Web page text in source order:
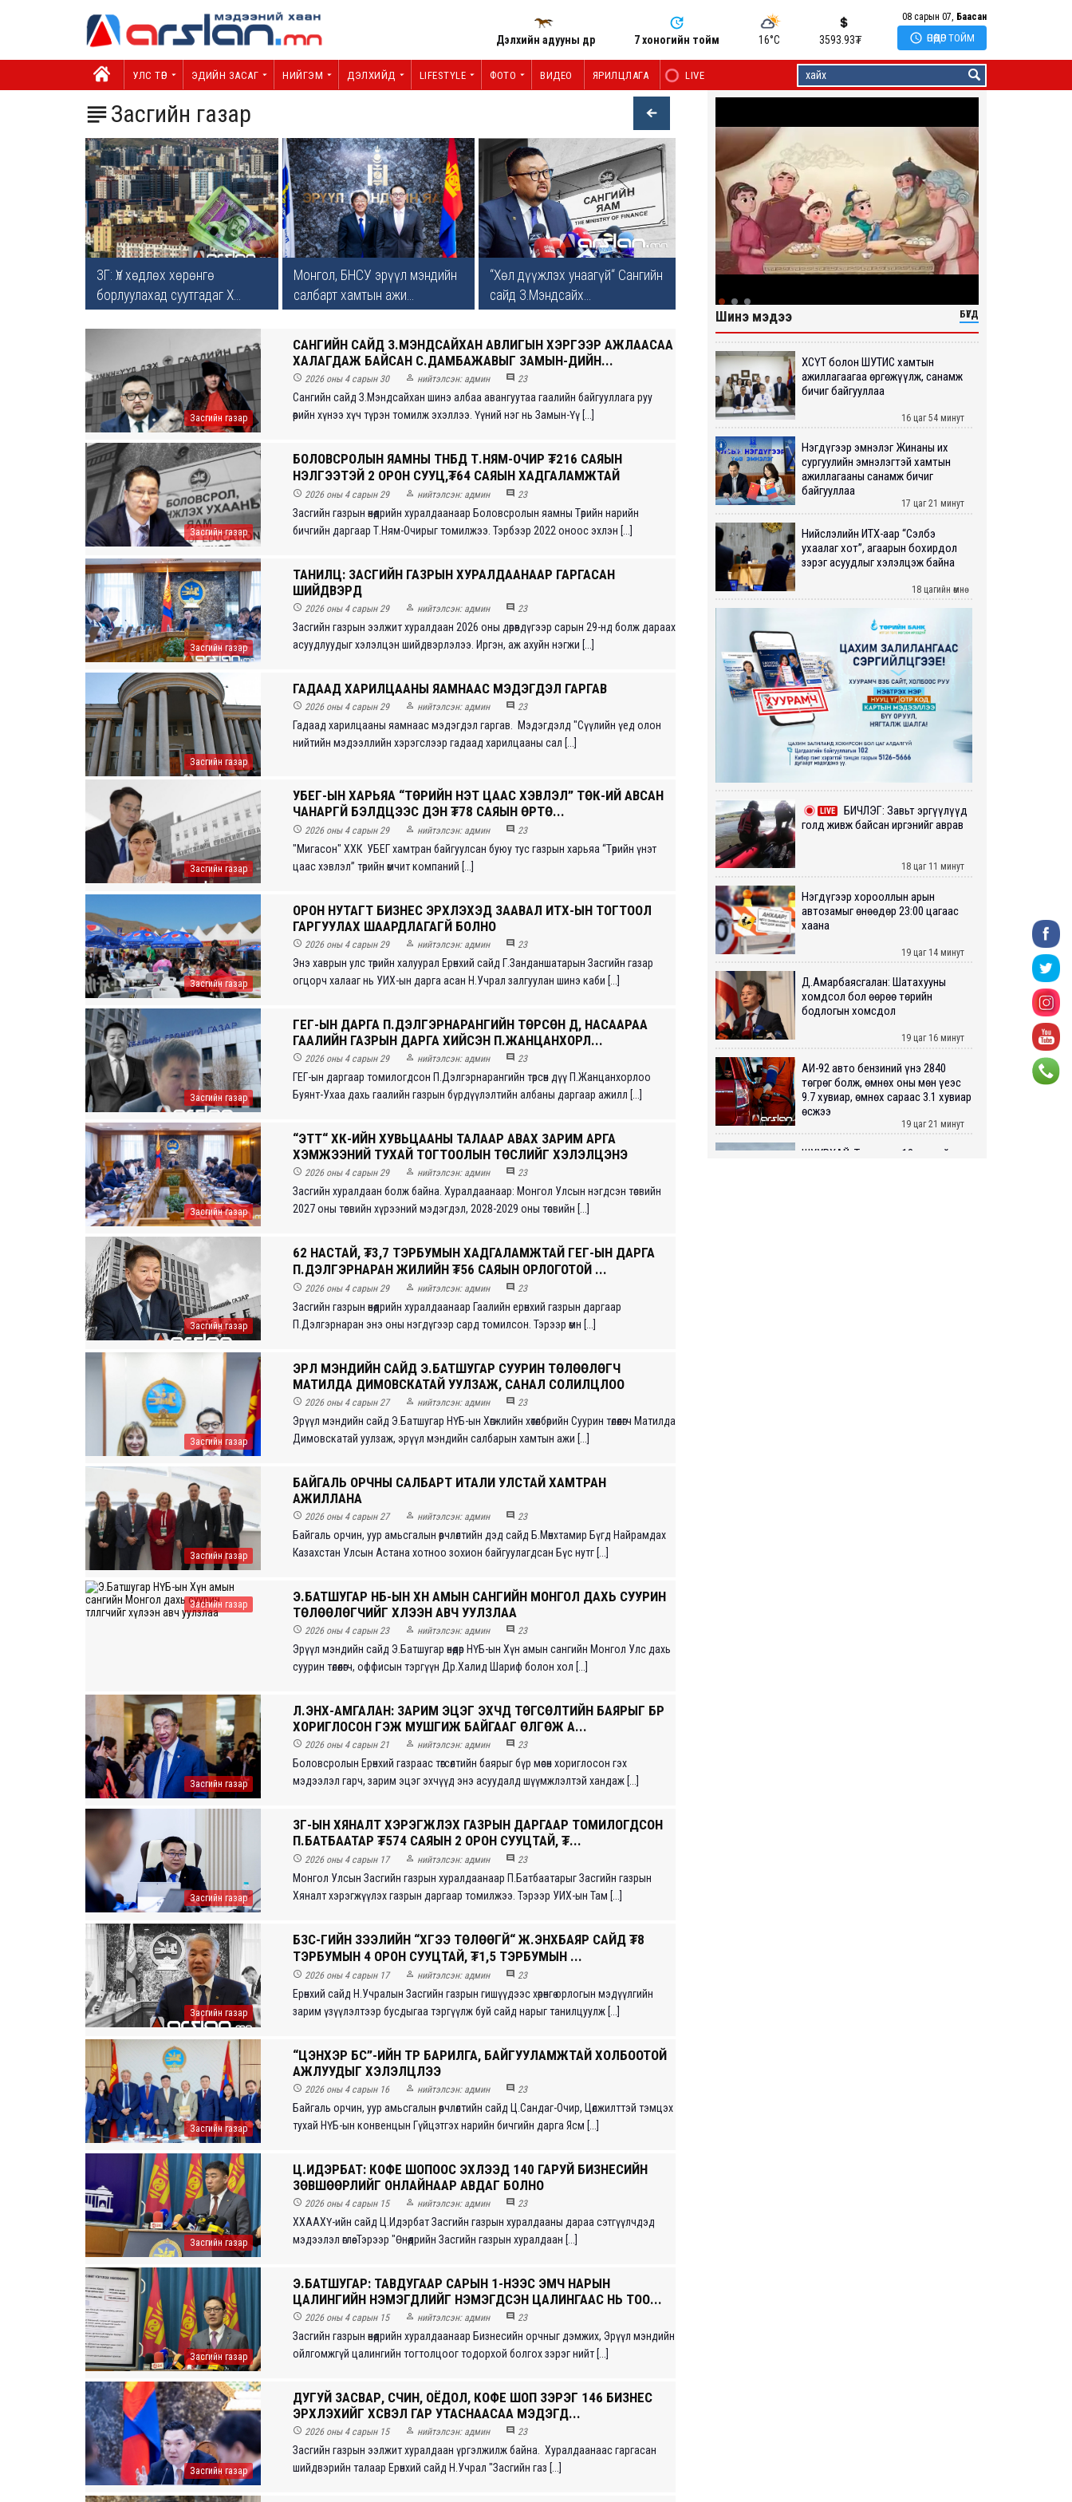
Дэлхийн адууны өдөр 7 хоногийн тойм 16°C 3593.93₮
08 сарын 07, Баасан
 ӨНӨӨДӨР ТОЙМ
УЛС ТӨР ЭДИЙН ЗАСАГ НИЙГЭМ ДЭЛХИЙД LIFESTYLE ФОТО ВИДЕО ЯРИЛЦЛАГА LIVE
Засгийн газар
ЗГ: Үл хөдлөх хөрөнгө
борлуулахад суутгадаг Х...
Монгол, БНСУ эрүүл мэндийн
салбарт хамтын ажи...
“Хөл дүүжлэх унаагүй“ Сангийн
сайд З.Мэндсайх...
Засгийн газар
САНГИЙН САЙД З.МЭНДСАЙХАН АВЛИГЫН ХЭРГЭЭР АЖЛААСАА
ХАЛАГДАЖ БАЙСАН С.ДАМБАЖАВЫГ ЗАМЫН-ҮҮДИЙН...
 2026 оны 4 сарын 30  нийтэлсэн: админ  23
Сангийн сайд З.Мэндсайхан шинэ албаа авангуутаа гаалийн байгууллага руу
өөрийн хүнээ хүч түрэн томилж эхэллээ. Үүний нэг нь Замын-Үү [...]
Засгийн газар
БОЛОВСРОЛЫН ЯАМНЫ ТНБД Т.НЯМ-ОЧИР ₮216 САЯЫН
ҮНЭЛГЭЭТЭЙ 2 ОРОН СУУЦ,₮64 САЯЫН ХАДГАЛАМЖТАЙ
 2026 оны 4 сарын 29  нийтэлсэн: админ  23
Засгийн газрын өнөөдрийн хуралдаанаар Боловсролын яамны Төрийн нарийн
бичгийн даргаар Т.Ням-Очирыг томилжээ. Тэрбээр 2022 оноос эхлэн [...]
Засгийн газар
ТАНИЛЦ: ЗАСГИЙН ГАЗРЫН ХУРАЛДААНААР ГАРГАСАН
ШИЙДВЭРҮҮД
 2026 оны 4 сарын 29  нийтэлсэн: админ  23
Засгийн газрын ээлжит хуралдаан 2026 оны дөрөвдүгээр сарын 29-нд болж дараах
асуудлуудыг хэлэлцэн шийдвэрлэлээ. Иргэн, аж ахуйн нэгжи [...]
Засгийн газар
ГАДААД ХАРИЛЦААНЫ ЯАМНААС МЭДЭГДЭЛ ГАРГАВ
 2026 оны 4 сарын 29  нийтэлсэн: админ  23
Гадаад харилцааны яамнаас мэдэгдэл гаргав. Мэдэгдэлд "Сүүлийн үед олон
нийтийн мэдээллийн хэрэгслээр гадаад харилцааны сал [...]
Засгийн газар
УБЕГ-ЫН ХАРЬЯА “ТӨРИЙН ҮНЭТ ЦААС ХЭВЛЭЛ” ТӨК-ИЙ АВСАН
ЧАНАРГҮЙ БЭЛДЦЭЭС ҮҮДЭН ₮78 САЯЫН ӨРТӨ...
 2026 оны 4 сарын 29  нийтэлсэн: админ  23
"Мигасон" ХХК УБЕГ хамтран байгуулсан буюу тус газрын харьяа “Төрийн үнэт
цаас хэвлэл” төрийн өмчит компаний [...]
Засгийн газар
ОРОН НУТАГТ БИЗНЕС ЭРХЛЭХЭД ЗААВАЛ ИТХ-ЫН ТОГТООЛ
ГАРГУУЛАХ ШААРДЛАГАГҮЙ БОЛНО
 2026 оны 4 сарын 29  нийтэлсэн: админ  23
Энэ хаврын улс төрийн халуурал Ерөнхий сайд Г.Занданшатарын Засгийн газар
огцорч халааг нь УИХ-ын дарга асан Н.Учрал залгуулан шинэ каби [...]
Засгийн газар
ГЕГ-ЫН ДАРГА П.ДЭЛГЭРНАРАНГИЙН ТӨРСӨН ДҮҮ, НАСААРАА
ГААЛИЙН ГАЗРЫН ДАРГА ХИЙСЭН П.ЖАНЦАНХОРЛ...
 2026 оны 4 сарын 29  нийтэлсэн: админ  23
ГЕГ-ын даргаар томилогдсон П.Дэлгэрнарангийн төрсөн дүү П.Жанцанхорлоо
Буянт-Ухаа дахь гаалийн газрын бүрдүүлэлтийн албаны даргаар ажилл [...]
Засгийн газар
“ЭТТ“ ХК-ИЙН ХУВЬЦААНЫ ТАЛААР АВАХ ЗАРИМ АРГА
ХЭМЖЭЭНИЙ ТУХАЙ ТОГТООЛЫН ТӨСЛИЙГ ХЭЛЭЛЦЭНЭ
 2026 оны 4 сарын 29  нийтэлсэн: админ  23
Засгийн хуралдаан болж байна. Хуралдаанаар: Монгол Улсын нэгдсэн төсвийн
2027 оны төсвийн хүрээний мэдэгдэл, 2028-2029 оны төсвийн [...]
Засгийн газар
62 НАСТАЙ, ₮3,7 ТЭРБУМЫН ХАДГАЛАМЖТАЙ ГЕГ-ЫН ДАРГА
П.ДЭЛГЭРНАРАН ЖИЛИЙН ₮56 САЯЫН ОРЛОГОТОЙ ...
 2026 оны 4 сарын 29  нийтэлсэн: админ  23
Засгийн газрын өнөөдрийн хуралдаанаар Гаалийн ерөнхий газрын даргаар
П.Дэлгэрнаран энэ оны нэгдүгээр сард томилсон. Тэрээр өмн [...]
Засгийн газар
ЭРҮҮЛ МЭНДИЙН САЙД Э.БАТШУГАР СУУРИН ТӨЛӨӨЛӨГЧ
МАТИЛДА ДИМОВСКАТАЙ УУЛЗАЖ, САНАЛ СОЛИЛЦЛОО
 2026 оны 4 сарын 27  нийтэлсэн: админ  23
Эрүүл мэндийн сайд Э.Батшугар НҮБ-ын Хөгжлийн хөтөлбөрийн Суурин төлөөлөгч Матилда
Димовскатай уулзаж, эрүүл мэндийн салбарын хамтын ажи [...]
Засгийн газар
БАЙГАЛЬ ОРЧНЫ САЛБАРТ ИТАЛИ УЛСТАЙ ХАМТРАН
АЖИЛЛАНА
 2026 оны 4 сарын 27  нийтэлсэн: админ  23
Байгаль орчин, уур амьсгалын өөрчлөлтийн дэд сайд Б.Мөнхтамир Бүгд Найрамдах
Казахстан Улсын Астана хотноо зохион байгуулагдсан Бүс нутг [...]
Засгийн газар
Э.БАТШУГАР НҮБ-ЫН ХҮН АМЫН САНГИЙН МОНГОЛ ДАХЬ СУУРИН
ТӨЛӨӨЛӨГЧИЙГ ХҮЛЭЭН АВЧ УУЛЗЛАА
 2026 оны 4 сарын 23  нийтэлсэн: админ  23
Эрүүл мэндийн сайд Э.Батшугар өнөөдөр НҮБ-ын Хүн амын сангийн Монгол Улс дахь
суурин төлөөлөгч, оффисын тэргүүн Др.Халид Шариф болон хол [...]
Засгийн газар
Л.ЭНХ-АМГАЛАН: ЗАРИМ ЭЦЭГ ЭХЧҮҮД ТӨГСӨЛТИЙН БАЯРЫГ БҮР
ХОРИГЛОСОН ГЭЖ МУШГИЖ БАЙГААГ ӨЛГӨЖ А...
 2026 оны 4 сарын 21  нийтэлсэн: админ  23
Боловсролын Ерөнхий газраас төгсөлтийн баярыг бүр мөсөн хориглосон гэх
мэдээлэл гарч, зарим эцэг эхчүүд энэ асуудалд шүүмжлэлтэй хандаж [...]
Засгийн газар
ЗГ-ЫН ХЯНАЛТ ХЭРЭГЖҮҮЛЭХ ГАЗРЫН ДАРГААР ТОМИЛОГДСОН
П.БАТБААТАР ₮574 САЯЫН 2 ОРОН СУУЦТАЙ, ₮...
 2026 оны 4 сарын 17  нийтэлсэн: админ  23
Монгол Улсын Засгийн газрын хуралдаанаар П.Батбаатарыг Засгийн газрын
Хяналт хэрэгжүүлэх газрын даргаар томилжээ. Тэрээр УИХ-ын Там [...]
Засгийн газар
БЗС-ГИЙН ЗЭЭЛИЙН “ХҮҮГЭЭ ТӨЛӨӨГҮЙ“ Ж.ЭНХБАЯР САЙД ₮8
ТЭРБУМЫН 4 ОРОН СУУЦТАЙ, ₮1,5 ТЭРБУМЫН ...
 2026 оны 4 сарын 17  нийтэлсэн: админ  23
Ерөнхий сайд Н.Учралын Засгийн газрын гишүүдээс хөрөнгө орлогын мэдүүлгийн
зарим үзүүлэлтээр бусдыгаа тэргүүлж буй сайд нарыг танилцуулж [...]
Засгийн газар
“ЦЭНХЭР БҮС”-ИЙН ТҮР БАРИЛГА, БАЙГУУЛАМЖТАЙ ХОЛБООТОЙ
АЖЛУУДЫГ ХЭЛЭЛЦЛЭЭ
 2026 оны 4 сарын 16  нийтэлсэн: админ  23
Байгаль орчин, уур амьсгалын өөрчлөлтийн сайд Ц.Сандаг-Очир, Цөлжилттэй тэмцэх
тухай НҮБ-ын конвенцын Гүйцэтгэх нарийн бичгийн дарга Ясм [...]
Засгийн газар
Ц.ИДЭРБАТ: КОФЕ ШОПООС ЭХЛЭЭД 140 ГАРУЙ БИЗНЕСИЙН
ЗӨВШӨӨРЛИЙГ ОНЛАЙНААР АВДАГ БОЛНО
 2026 оны 4 сарын 15  нийтэлсэн: админ  23
ХХААХҮ-ийн сайд Ц.Идэрбат Засгийн газрын хуралдааны дараа сэтгүүлчдэд
мэдээлэл өглөө. Тэрээр "Өнөөдрийн Засгийн газрын хуралдаан [...]
Засгийн газар
Э.БАТШУГАР: ТАВДУГААР САРЫН 1-НЭЭС ЭМЧ НАРЫН
ЦАЛИНГИЙН НЭМЭГДЛИЙГ НЭМЭГДСЭН ЦАЛИНГААС НЬ ТОО...
 2026 оны 4 сарын 15  нийтэлсэн: админ  23
Засгийн газрын өнөөдрийн хуралдаанаар Бизнесийн орчныг дэмжих, Эрүүл мэндийн
ойлгомжгүй цалингийн тогтолцоог тодорхой болгох зэрэг нийт [...]
Засгийн газар
ДУГУЙ ЗАСВАР, ҮСЧИН, ОЁДОЛ, КОФЕ ШОП ЗЭРЭГ 146 БИЗНЕС
ЭРХЛЭХИЙГ ХҮСВЭЛ ГАР УТАСНААСАА МЭДЭГД...
 2026 оны 4 сарын 15  нийтэлсэн: админ  23
Засгийн газрын ээлжит хуралдаан үргэлжилж байна. Хуралдаанаас гаргасан
шийдвэрийн талаар Ерөнхий сайд Н.Учрал "Засгийн газ [...]
Шинэ мэдээ БҮГД
ХӨСҮТ болон ШУТИС хамтын
ажиллагаагаа өргөжүүлж, санамж
бичиг байгууллаа
16 цаг 54 минут
Нэгдүгээр эмнэлэг Жинаны их
сургуулийн эмнэлэгтэй хамтын
ажиллагааны санамж бичиг
байгууллаа
17 цаг 21 минут
Нийслэлийн ИТХ-аар “Сэлбэ
ухаалаг хот”, агаарын бохирдол
зэрэг асуудлыг хэлэлцэж байна
18 цагийн өмнө
LIVE
БИЧЛЭГ: Завьт эргүүлүүд
голд живж байсан иргэнийг аврав
18 цаг 11 минут
Нэгдүгээр хорооллын арын
автозамыг өнөөдөр 23:00 цагаас
хаана
19 цаг 14 минут
Д.Амарбаясгалан: Шатахууны
хомдсол бол өөрөө төрийн
бодлогын хомсдол
19 цаг 16 минут
АИ-92 авто бензиний үнэ 2840
төгрөг болж, өмнөх оны мөн үеэс
9.7 хувиар, өмнөх сараас 3.1 хувиар
өсжээ
19 цаг 21 минут
ШУУРХАЙ: Туул голд 13 настай